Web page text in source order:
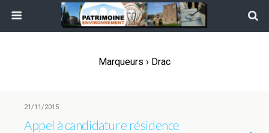
Marqueurs › Drac
21/11/2015
Appel à candidature résidence